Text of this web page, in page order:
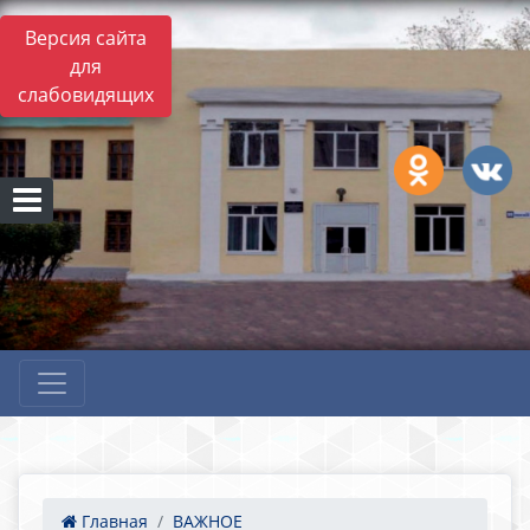
Версия сайта
для
слабовидящих
Главная
ВАЖНОЕ